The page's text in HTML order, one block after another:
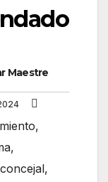
Maestre
,
,
,